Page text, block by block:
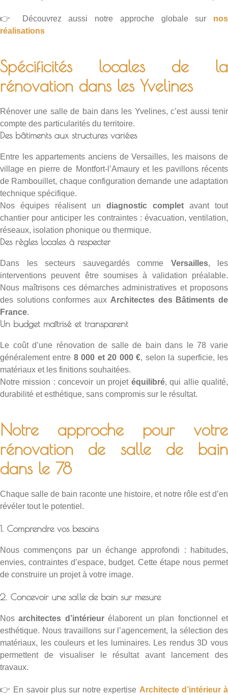
👉 Découvrez aussi notre approche globale sur nos
réalisations
Spécificités locales de la
rénovation dans les Yvelines
Rénover une salle de bain dans les Yvelines, c’est aussi tenir
compte des particularités du territoire.
Des bâtiments aux structures variées
Entre les appartements anciens de Versailles, les maisons de
village en pierre de Montfort-l’Amaury et les pavillons récents
de Rambouillet, chaque configuration demande une adaptation
technique spécifique.
Nos équipes réalisent un diagnostic complet avant tout
chantier pour anticiper les contraintes : évacuation, ventilation,
réseaux, isolation phonique ou thermique.
Des règles locales à respecter
Dans les secteurs sauvegardés comme Versailles, les
interventions peuvent être soumises à validation préalable.
Nous maîtrisons ces démarches administratives et proposons
des solutions conformes aux Architectes des Bâtiments de
France.
Un budget maîtrisé et transparent
Le coût d’une rénovation de salle de bain dans le 78 varie
généralement entre 8 000 et 20 000 €, selon la superficie, les
matériaux et les finitions souhaitées.
Notre mission : concevoir un projet équilibré, qui allie qualité,
durabilité et esthétique, sans compromis sur le résultat.
Notre approche pour votre
rénovation de salle de bain
dans le 78
Chaque salle de bain raconte une histoire, et notre rôle est d’en
révéler tout le potentiel.
1. Comprendre vos besoins
Nous commençons par un échange approfondi : habitudes,
envies, contraintes d’espace, budget. Cette étape nous permet
de construire un projet à votre image.
2. Concevoir une salle de bain sur mesure
Nosarchitectes d’intérieurélaborent un plan fonctionnel et
esthétique. Nous travaillons sur l’agencement, la sélection des
matériaux, les couleurs et les luminaires. Les rendus 3D vous
permettent de visualiser le résultat avant lancement des
travaux.
👉 En savoir plus sur notre expertise Architecte d’intérieur à